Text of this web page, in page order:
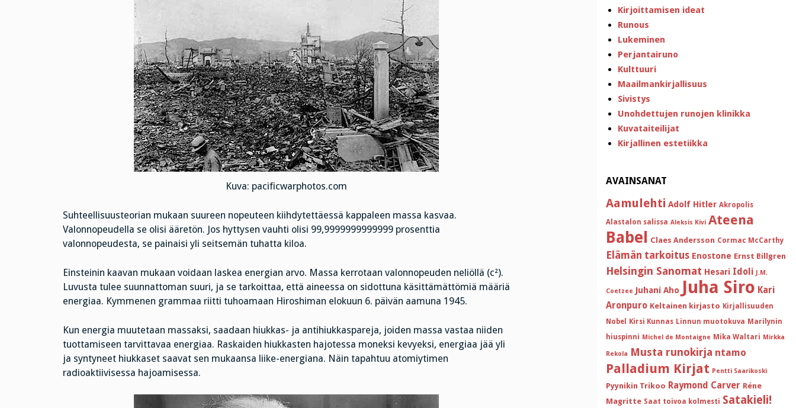
Kuva: pacificwarphotos.com
Suhteellisuusteorian mukaan suureen nopeuteen kiihdytettäessä kappaleen massa kasvaa.
Valonnopeudella se olisi ääretön. Jos hyttysen vauhti olisi 99,9999999999999 prosenttia
valonnopeudesta, se painaisi yli seitsemän tuhatta kiloa.
Einsteinin kaavan mukaan voidaan laskea energian arvo. Massa kerrotaan valonnopeuden neliöllä (c²).
Luvusta tulee suunnattoman suuri, ja se tarkoittaa, että aineessa on sidottuna käsittämättömiä määriä
energiaa. Kymmenen grammaa riitti tuhoamaan Hiroshiman elokuun 6. päivän aamuna 1945.
Kun energia muutetaan massaksi, saadaan hiukkas- ja antihiukkaspareja, joiden massa vastaa niiden
tuottamiseen tarvittavaa energiaa. Raskaiden hiukkasten hajotessa moneksi kevyeksi, energiaa jää yli
ja syntyneet hiukkaset saavat sen mukaansa liike-energiana. Näin tapahtuu atomiytimen
radioaktiivisessa hajoamisessa.
Kirjoittamisen ideat
Runous
Lukeminen
Perjantairuno
Kulttuuri
Maailmankirjallisuus
Sivistys
Unohdettujen runojen klinikka
Kuvataiteilijat
Kirjallinen estetiikka
AVAINSANAT
Aamulehti Adolf Hitler Akropolis
Alastalon salissa Aleksis Kivi Ateena
Babel Claes Andersson Cormac McCarthy
Elämän tarkoitus Enostone Ernst Billgren
Helsingin Sanomat Hesari Idoli J.M.
Coetzee Juhani Aho Juha Siro Kari
Aronpuro Keltainen kirjasto Kirjallisuuden
Nobel
Kirsi Kunnas Linnun muotokuva Marilynin
hiuspinni Michel de Montaigne Mika Waltari Mirkka
Rekola Musta runokirja ntamo
Palladium Kirjat Pentti Saarikoski
Pyynikin Trikoo Raymond Carver Réne
Magritte Saat toivoa kolmesti Satakieli!